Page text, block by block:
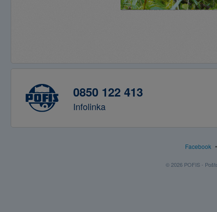
0850 122 413
Infolinka
Facebook
© 2026 POFIS -